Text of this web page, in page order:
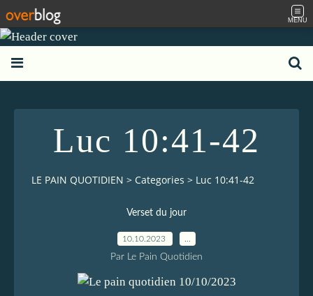
MENU
Luc 10:41-42
LE PAIN QUOTIDIEN > Categories > Luc 10:41-42
Verset du jour
10.10.2023
Par Le Pain Quotidien